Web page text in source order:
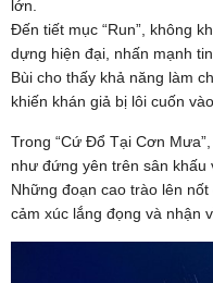
lớn.
Đến tiết mục “Run”, không
dựng hiện đại, nhấn mạnh
Bùi cho thấy khả năng làm
khiến khán giả bị lôi cuốn
Trong “Cứ Đổ Tại Cơn
như đứng yên trên sân khấu
Những đoạn cao trào lên
cảm xúc lắng đọng và nhận